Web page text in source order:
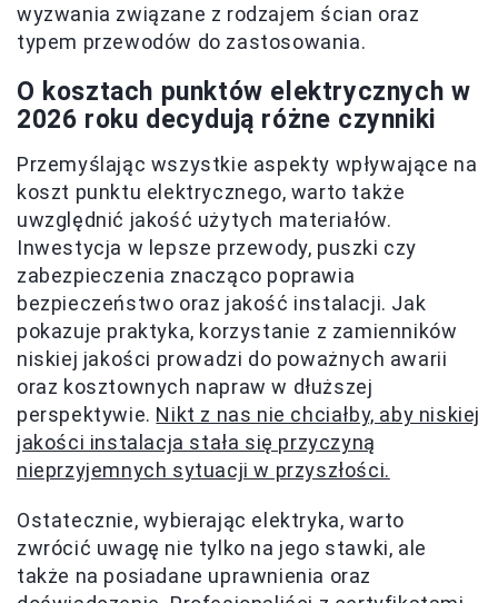
wyzwania związane z rodzajem ścian oraz
typem przewodów do zastosowania.
O kosztach punktów elektrycznych w
2026 roku decydują różne czynniki
Przemyślając wszystkie aspekty wpływające na
koszt punktu elektrycznego, warto także
uwzględnić jakość użytych materiałów.
Inwestycja w lepsze przewody, puszki czy
zabezpieczenia znacząco poprawia
bezpieczeństwo oraz jakość instalacji. Jak
pokazuje praktyka, korzystanie z zamienników
niskiej jakości prowadzi do poważnych awarii
oraz kosztownych napraw w dłuższej
perspektywie. Nikt z nas nie chciałby, aby niskiej
jakości instalacja stała się przyczyną
nieprzyjemnych sytuacji w przyszłości.
Ostatecznie, wybierając elektryka, warto
zwrócić uwagę nie tylko na jego stawki, ale
także na posiadane uprawnienia oraz